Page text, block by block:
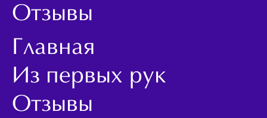
Отзывы
Главная
Из первых рук
Отзывы